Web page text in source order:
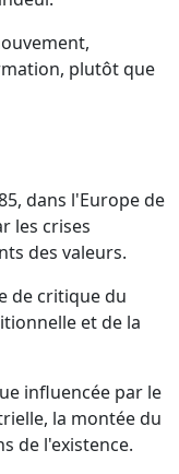
plutôt que
dans l'Europe de
les crises
des valeurs.
de critique du
et de la
influencée par le
la montée du
de l'existence.